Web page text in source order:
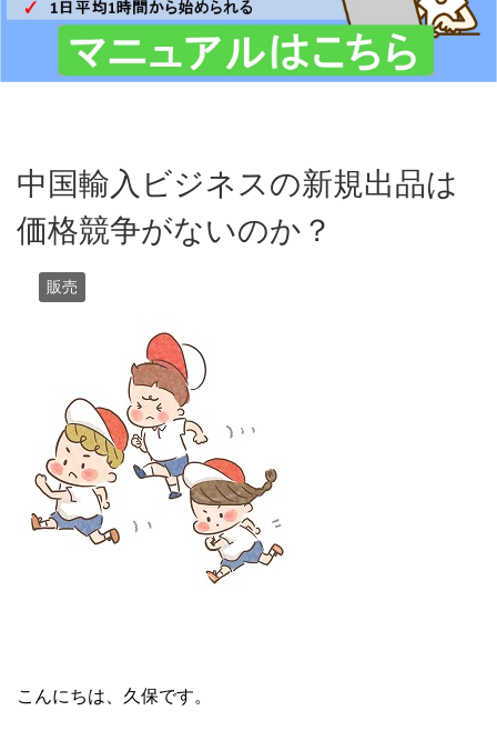
中国輸入ビジネスの新規出品は
価格競争がないのか？
販売
こんにちは、久保です。